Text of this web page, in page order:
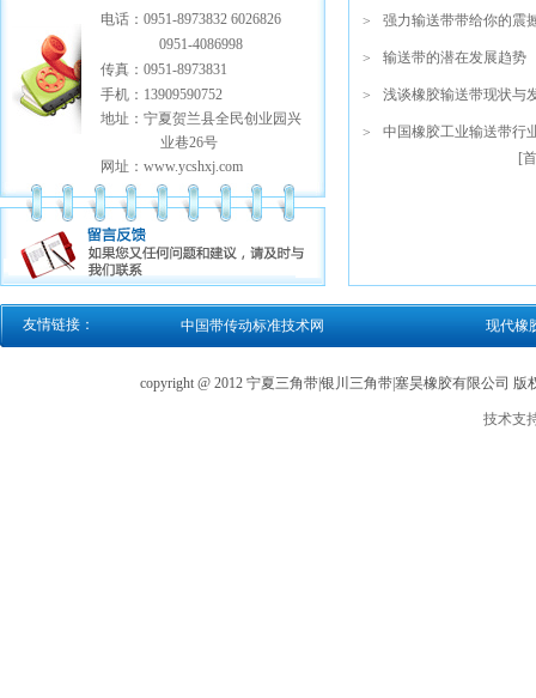
电话：0951-8973832 6026826
0951-4086998
传真：0951-8973831
手机：13909590752
地址：宁夏贺兰县全民创业园兴
业巷26号
网址：www.ycshxj.com
> 强力输送带带给你的震
> 输送带的潜在发展趋势
> 浅谈橡胶输送带现状与
>
中国橡胶工业输送带行
[
友情链接： 中国带传动标准技术网 现代橡
copyright @ 2012 宁夏三角带|银川三角带|塞昊橡胶有限公司
技术支